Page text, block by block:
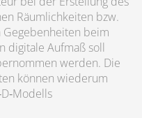
Räumlichkeiten bzw.
beim
digitale Aufmaß soll
werden. Die
können wiederum